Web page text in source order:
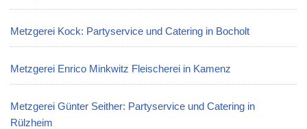
Metzgerei Kock: Partyservice und Catering in Bocholt
Metzgerei Enrico Minkwitz Fleischerei in Kamenz
Metzgerei Günter Seither: Partyservice und Catering in
Rülzheim